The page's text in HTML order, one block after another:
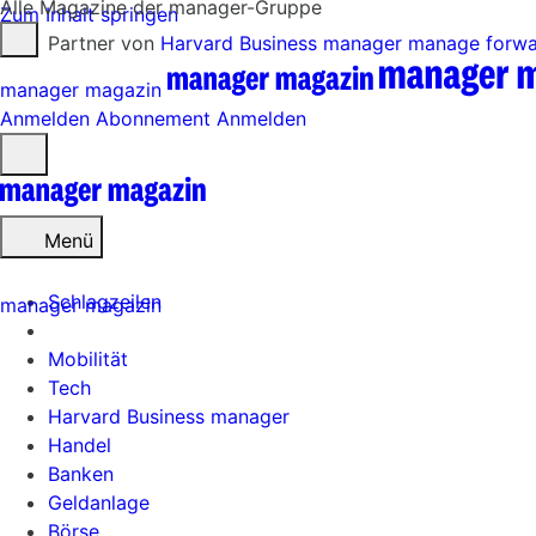
Zum Inhalt springen
Partner von Harvard Business manager manage
manager magazin
Anmelden Abonnement Anmelden
öffnen
Menü
Schlagzeilen
Mobilität
Tech
Harvard Business manager
Handel
Banken
Geldanlage
Börse
Alle Magazine der manager-Gruppe
manager magazin